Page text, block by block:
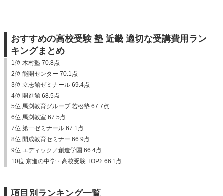
おすすめの高校受験 塾 近畿 適切な受講費用ラン
キングまとめ
1位 木村塾 70.8点
2位 能開センター 70.1点
3位 立志館ゼミナール 69.4点
4位 開進館 68.5点
5位 馬渕教育グループ 若松塾 67.7点
6位 馬渕教室 67.5点
7位 第一ゼミナール 67.1点
8位 開成教育セミナー 66.9点
9位 エディック／創造学園 66.4点
10位 京進の中学・高校受験 TOPΣ 66.1点
項目別ランキング一覧